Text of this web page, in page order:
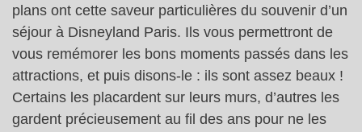
plans ont cette saveur particulières du souvenir d’un
séjour à Disneyland Paris. Ils vous permettront de
vous remémorer les bons moments passés dans les
attractions, et puis disons-le : ils sont assez beaux !
Certains les placardent sur leurs murs, d’autres les
gardent précieusement au fil des ans pour ne les